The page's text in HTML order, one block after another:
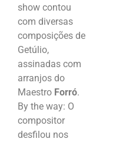
show contou
com diversas
composições de
Getúlio,
assinadas com
arranjos do
Maestro Forró.
By the way: O
compositor
desfilou nos